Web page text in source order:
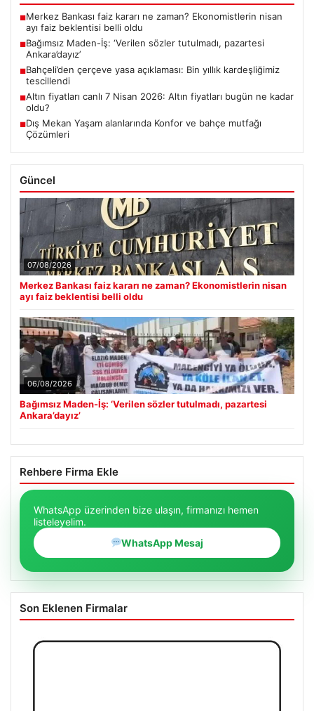
■Merkez Bankası faiz kararı ne zaman? Ekonomistlerin nisan
ayı faiz beklentisi belli oldu
■Bağımsız Maden-İş: ‘Verilen sözler tutulmadı, pazartesi
Ankara’dayız’
■Bahçeli’den çerçeve yasa açıklaması: Bin yıllık kardeşliğimiz
tescillendi
■Altın fiyatları canlı 7 Nisan 2026: Altın fiyatları bugün ne kadar
oldu?
■Dış Mekan Yaşam alanlarında Konfor ve bahçe mutfağı
Çözümleri
Güncel
07/08/2026
Merkez Bankası faiz kararı ne zaman? Ekonomistlerin nisan
ayı faiz beklentisi belli oldu
06/08/2026
Bağımsız Maden-İş: ‘Verilen sözler tutulmadı, pazartesi
Ankara’dayız’
Rehbere Firma Ekle
WhatsApp üzerinden bize ulaşın, firmanızı hemen
listeleyelim.
WhatsApp Mesaj
Son Eklenen Firmalar